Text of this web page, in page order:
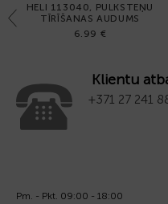
Previous
HELI 113040, PULKSTEŅU
TĪRĪŠANAS AUDUMS
6.99 €
Klientu
+371 27 241
Pm. - Pkt. 09:00 - 18:00